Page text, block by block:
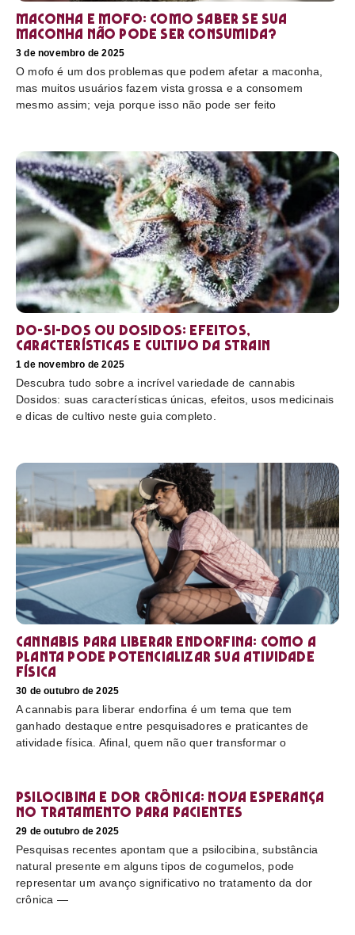
Maconha e mofo: como saber se sua
maconha não pode ser consumida?
3 de novembro de 2025
O mofo é um dos problemas que podem afetar a maconha,
mas muitos usuários fazem vista grossa e a consomem
mesmo assim; veja porque isso não pode ser feito
Do-Si-Dos ou Dosidos: efeitos,
características e cultivo da strain
1 de novembro de 2025
Descubra tudo sobre a incrível variedade de cannabis
Dosidos: suas características únicas, efeitos, usos medicinais
e dicas de cultivo neste guia completo.
Cannabis para liberar endorfina: como a
planta pode potencializar sua atividade
física
30 de outubro de 2025
A cannabis para liberar endorfina é um tema que tem
ganhado destaque entre pesquisadores e praticantes de
atividade física. Afinal, quem não quer transformar o
Psilocibina e dor crônica: nova esperança
no tratamento para pacientes
29 de outubro de 2025
Pesquisas recentes apontam que a psilocibina, substância
natural presente em alguns tipos de cogumelos, pode
representar um avanço significativo no tratamento da dor
crônica —